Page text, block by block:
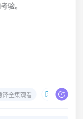
验。
锋全集观看 谍战剧推